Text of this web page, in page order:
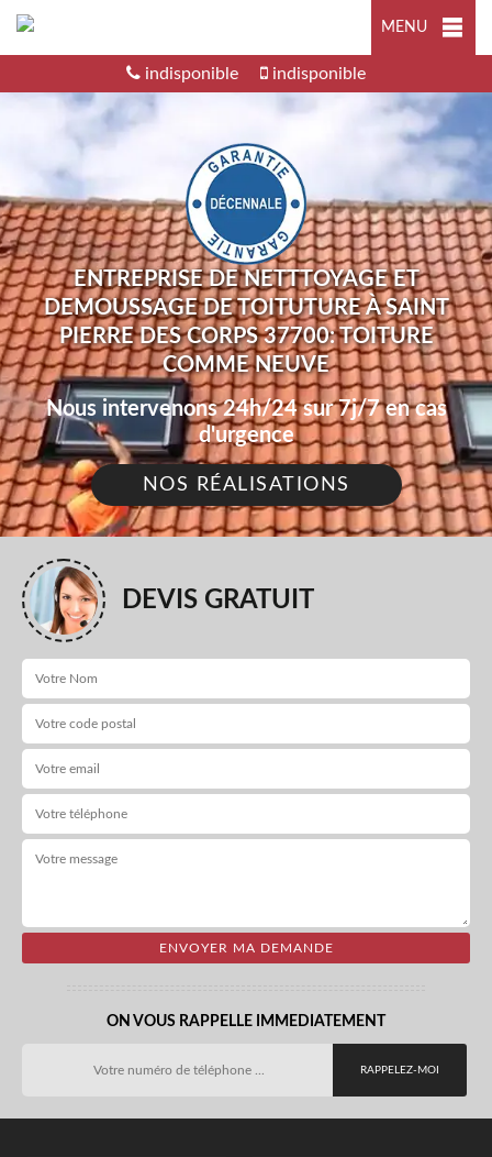
MENU
indisponible indisponible
ENTREPRISE DE NETTTOYAGE ET
DEMOUSSAGE DE TOITUTURE À SAINT
PIERRE DES CORPS 37700: TOITURE
COMME NEUVE
Nous intervenons 24h/24 sur 7j/7 en cas
d'urgence
NOS RÉALISATIONS
DEVIS GRATUIT
ON VOUS RAPPELLE IMMEDIATEMENT